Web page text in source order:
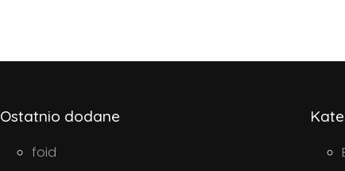
Ostatnio dodane
foid